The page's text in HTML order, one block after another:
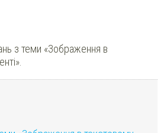
з теми «Зображення в